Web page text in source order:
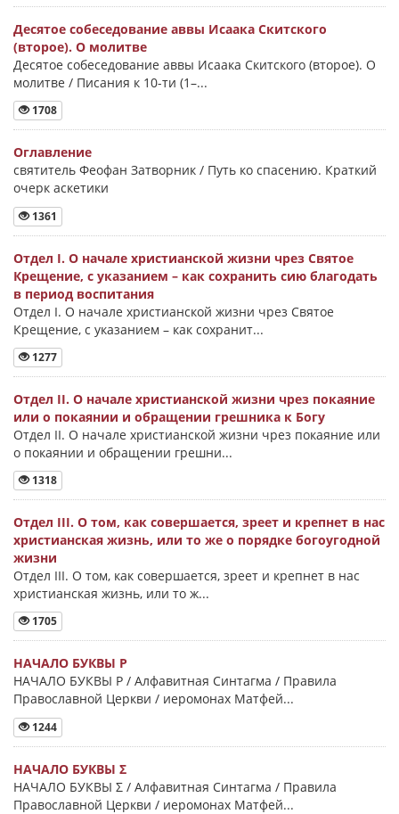
Десятое собеседование аввы Исаака Скитского
(второе). О молитве
Десятое собеседование аввы Исаака Скитского (второе). О
молитве / Писания к 10-ти (1–...
1708
Оглавление
святитель Феофан Затворник / Путь ко спасению. Краткий
очерк аскетики
1361
Отдел I. О начале христианской жизни чрез Святое
Крещение, с указанием – как сохранить сию благодать
в период воспитания
Отдел I. О начале христианской жизни чрез Святое
Крещение, с указанием – как сохранит...
1277
Отдел II. О начале христианской жизни чрез покаяние
или о покаянии и обращении грешника к Богу
Отдел II. О начале христианской жизни чрез покаяние или
о покаянии и обращении грешни...
1318
Отдел III. О том, как совершается, зреет и крепнет в нас
христианская жизнь, или то же о порядке богоугодной
жизни
Отдел III. О том, как совершается, зреет и крепнет в нас
христианская жизнь, или то ж...
1705
НАЧАЛО БУКВЫ Ρ
НАЧАЛО БУКВЫ Ρ / Алфавитная Синтагма / Правила
Православной Церкви / иеромонах Матфей...
1244
НАЧАЛО БУКВЫ Σ
НАЧАЛО БУКВЫ Σ / Алфавитная Синтагма / Правила
Православной Церкви / иеромонах Матфей...